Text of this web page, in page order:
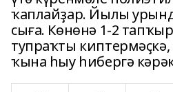
ҡаплайҙар. Йылы
сыға. Көнөнә 1-2
тупраҡты киптермәҫкә,
ҡына һыу һибергә